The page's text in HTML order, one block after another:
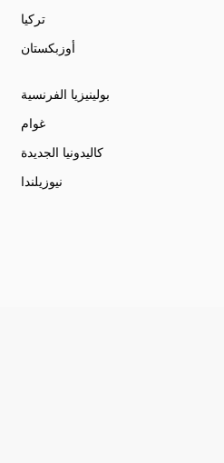
تركيا
أوزبكستان
بولينيزيا الفرنسية
غوام
كاليدونيا الجديدة
نيوزيلندا